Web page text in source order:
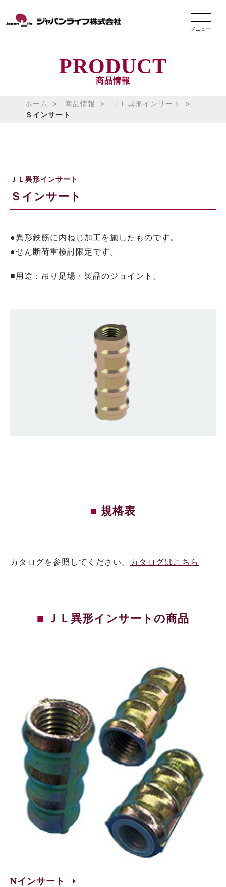
メニュー
PRODUCT
商品情報
ホーム 商品情報
ＪＬ異形インサート
Ｓインサート
ＪＬ異形インサート
Ｓインサート
●異形鉄筋に内ねじ加工を施したものです。
●せん断荷重検討限定です。
■用途：吊り足場・製品のジョイント。
規格表
カタログを参照してください。 カタログはこちら
ＪＬ異形インサートの商品
Nインサート